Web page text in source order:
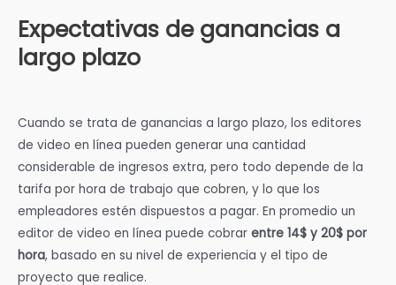
Expectativas de ganancias a
largo plazo
Cuando se trata de ganancias a largo plazo, los editores
de video en línea pueden generar una cantidad
considerable de ingresos extra, pero todo depende de la
tarifa por hora de trabajo que cobren, y lo que los
empleadores estén dispuestos a pagar. En promedio un
editor de video en línea puede cobrar entre 14$ y 20$ por
hora, basado en su nivel de experiencia y el tipo de
proyecto que realice.